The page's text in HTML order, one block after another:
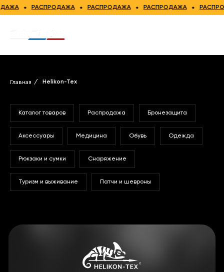
РАСПРОДАЖА РАСПРОДАЖА РАСПРОДАЖА
Главная / Helikon-Tex
Каталог товаров Распродажа Бронезащита
Аксессуары Медицина Обувь Одежда
Рюкзаки и сумки Снаряжение
Туризм и выживание Патчи и шевроны
zaslon